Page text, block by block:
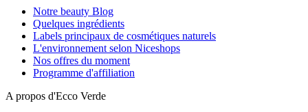
Notre beauty Blog
Quelques ingrédients
Labels principaux de cosmétiques naturels
L'environnement selon Niceshops
Nos offres du moment
Programme d'affiliation
A propos d'Ecco Verde